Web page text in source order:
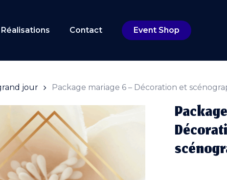
Réalisations Contact Event Shop
Cart
jour Package mariage 6 – Décoration et